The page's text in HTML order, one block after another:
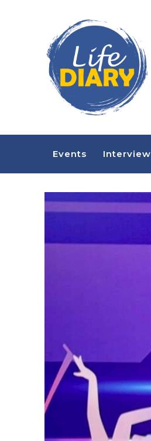
Events Interview